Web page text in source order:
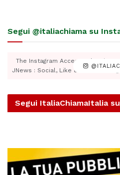
Segui @italiachiama su
The Instagram Access Token is
JNews : Social, Like & View >
Segui ItaliaChiamaItalia